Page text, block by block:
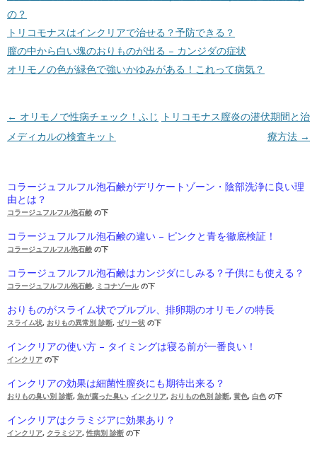
の？
トリコモナスはインクリアで治せる？予防できる？
膣の中から白い塊のおりものが出る – カンジダの症状
オリモノの色が緑色で強いかゆみがある！これって病気？
投稿ナビゲーション
← オリモノで性病チェック！ふじ
メディカルの検査キット
トリコモナス膣炎の潜伏期間と治
療方法 →
コラージュフルフル泡石鹸がデリケートゾーン・陰部洗浄に良い理
由とは？
コラージュフルフル泡石鹸 の下
コラージュフルフル泡石鹸の違い – ピンクと青を徹底検証！
コラージュフルフル泡石鹸 の下
コラージュフルフル泡石鹸はカンジダにしみる？子供にも使える？
コラージュフルフル泡石鹸, ミコナゾールの下
おりものがスライム状でプルプル、排卵期のオリモノの特長
スライム状, おりもの異常別 診断, ゼリー状 の下
インクリアの使い方 – タイミングは寝る前が一番良い！
インクリア の下
インクリアの効果は細菌性膣炎にも期待出来る？
おりもの臭い別 診断, 魚が腐った臭い, インクリア, おりもの色別 診断, 黄色, 白色 の下
インクリアはクラミジアに効果あり？
インクリア, クラミジア, 性病別 診断 の下